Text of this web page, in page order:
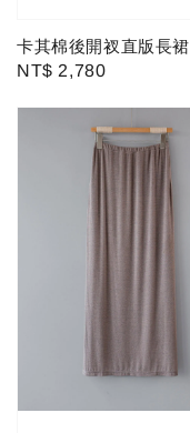
卡其棉後開衩直版長裙
Regular
NT$ 2,780